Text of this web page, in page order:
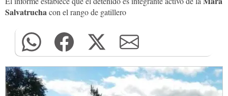
Salvatruchacon el rango de gatillero